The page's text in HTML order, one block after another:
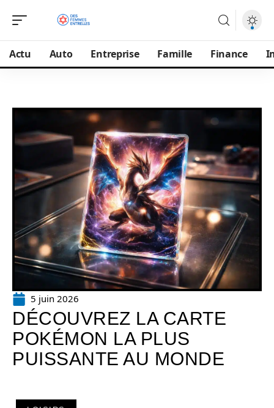
Actu Auto Entreprise Famille Finance
5 juin 2026
DÉCOUVREZ LA CARTE
POKÉMON LA PLUS
PUISSANTE AU MONDE